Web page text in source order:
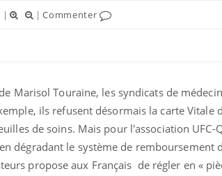
| |Commenter
Marisol Touraine, les syndicats de
ils refusent désormais la carte Vitale
de soins. Mais pour l'association
dégradant le système de remboursement
propose aux Français de régler en «
Chikungunya, dengue,